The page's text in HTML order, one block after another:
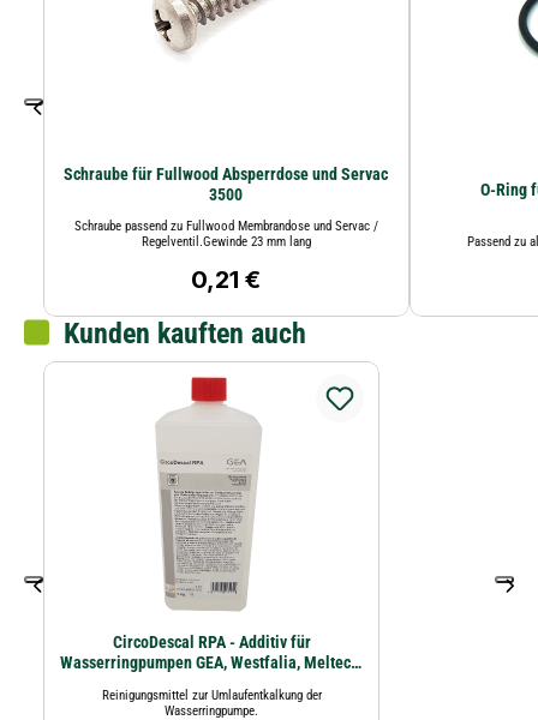
Schraube für Fullwood Absperrdose und Servac
3500
Schraube passend zu Fullwood Membrandose und Servac /
Regelventil.Gewinde 23 mm lang
Regulärer Preis:
0,21 €
O-Ring
Passend zu
Kunden kauften auch
CircoDescal RPA - Additiv für
Wasserringpumpen GEA, Westfalia, Meltec 1
Reinigungsmittel zur Umlaufentkalkung der
Wasserringpumpe.